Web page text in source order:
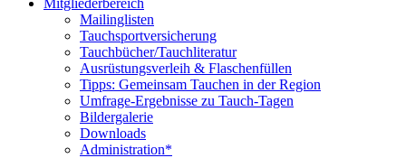
Mitgliederbereich
Mailinglisten
Tauchsportversicherung
Tauchbücher/Tauchliteratur
Ausrüstungsverleih & Flaschenfüllen
Tipps: Gemeinsam Tauchen in der Region
Umfrage-Ergebnisse zu Tauch-Tagen
Bildergalerie
Downloads
Administration*